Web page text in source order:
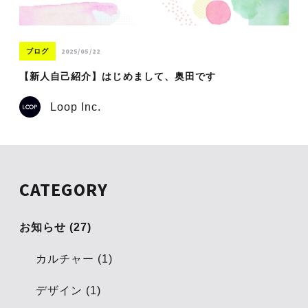
ブログ 2025/05/22
【新人自己紹介】はじめまして、奥田です
Loop Inc.
CATEGORY
お知らせ (27)
カルチャー (1)
デザイン (1)